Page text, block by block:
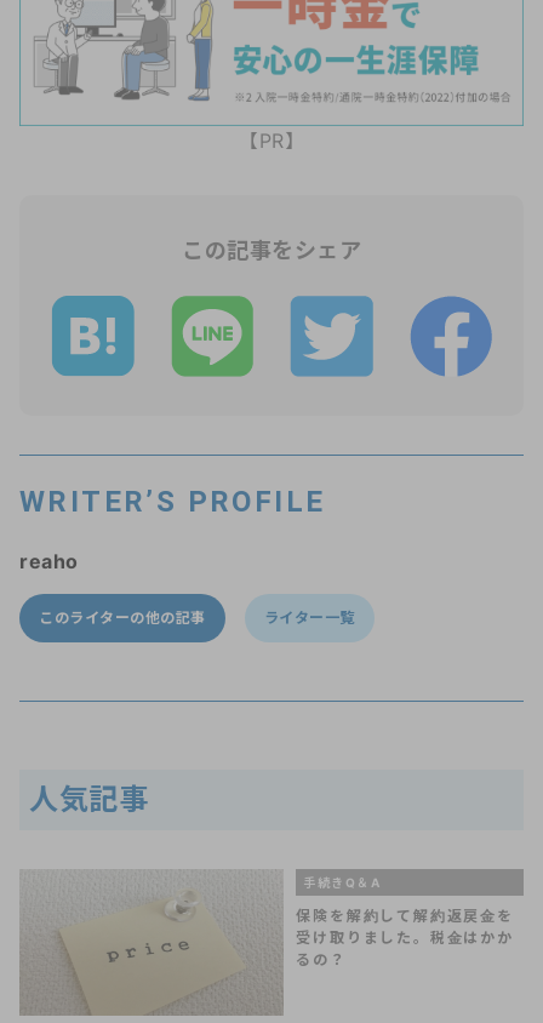
【PR】
この記事をシェア
WRITER’S PROFILE
reaho
このライターの他の記事 ライター一覧
人気記事
手続きQ＆A
保険を解約して解約返戻金を
受け取りました。税金はかか
るの？